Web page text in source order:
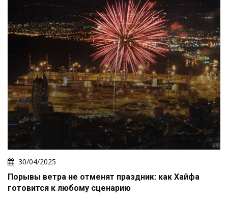
30/04/2025
Порывы ветра не отменят праздник: как Хайфа
готовится к любому сценарию